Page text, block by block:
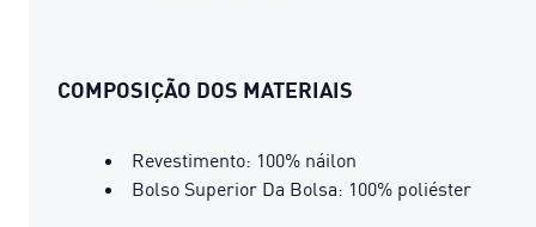
COMPOSIÇÃO DOS MATERIAIS
Revestimento: 100% náilon
Bolso Superior Da Bolsa: 100% poliéster